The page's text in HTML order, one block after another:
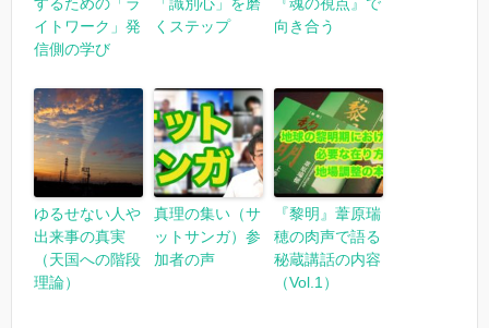
するための「ラ
イトワーク」発
信側の学び
「識別心」を磨
くステップ
『魂の視点』で
向き合う
ゆるせない人や
出来事の真実
（天国への階段
理論）
真理の集い（サ
ットサンガ）参
加者の声
『黎明』葦原瑞
穂の肉声で語る
秘蔵講話の内容
（Vol.1）